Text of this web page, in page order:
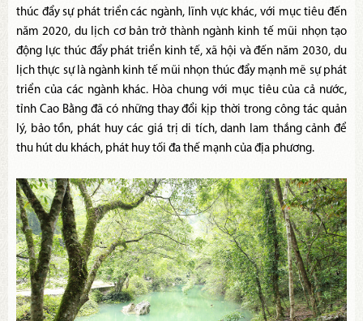
thúc đẩy sự phát triển các ngành, lĩnh vực khác, với mục tiêu đến
năm 2020, du lịch cơ bản trở thành ngành kinh tế mũi nhọn tạo
động lực thúc đẩy phát triển kinh tế, xã hội và đến năm 2030, du
lịch thực sự là ngành kinh tế mũi nhọn thúc đẩy mạnh mẽ sự phát
triển của các ngành khác. Hòa chung với mục tiêu của cả nước,
tỉnh Cao Bằng đã có những thay đổi kịp thời trong công tác quản
lý, bảo tồn, phát huy các giá trị di tích, danh lam thắng cảnh để
thu hút du khách, phát huy tối đa thế mạnh của địa phương.